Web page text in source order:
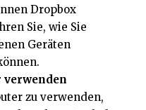
Dropbox
Sie, wie Sie
Geräten
verwenden
zu verwenden,